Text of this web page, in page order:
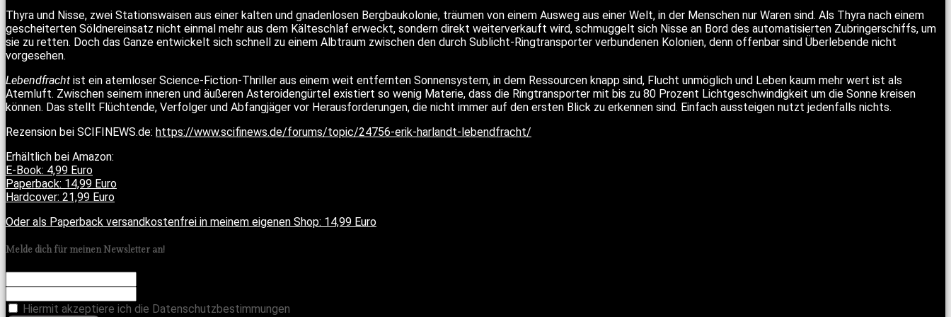
Thyra und Nisse, zwei Stationswaisen aus einer kalten und gnadenlosen Bergbaukolonie, träumen von einem Ausweg aus einer Welt, in der Menschen nur Waren sind. Als Thyra nach einem
gescheiterten Söldnereinsatz nicht einmal mehr aus dem Kälteschlaf erweckt, sondern direkt weiterverkauft wird, schmuggelt sich Nisse an Bord des automatisierten Zubringerschiffs, um
sie zu retten. Doch das Ganze entwickelt sich schnell zu einem Albtraum zwischen den durch Sublicht-Ringtransporter verbundenen Kolonien, denn offenbar sind Überlebende nicht
vorgesehen.
Lebendfracht ist ein atemloser Science-Fiction-Thriller aus einem weit entfernten Sonnensystem, in dem Ressourcen knapp sind, Flucht unmöglich und Leben kaum mehr wert ist als
Atemluft. Zwischen seinem inneren und äußeren Asteroidengürtel existiert so wenig Materie, dass die Ringtransporter mit bis zu 80 Prozent Lichtgeschwindigkeit um die Sonne kreisen
können. Das stellt Flüchtende, Verfolger und Abfangjäger vor Herausforderungen, die nicht immer auf den ersten Blick zu erkennen sind. Einfach aussteigen nutzt jedenfalls nichts.
Rezension bei SCIFINEWS.de: https://www.scifinews.de/forums/topic/24756-erik-harlandt-lebendfracht/
Erhältlich bei Amazon:
E-Book: 4,99 Euro
Paperback: 14,99 Euro
Hardcover: 21,99 Euro
Oder als Paperback versandkostenfrei in meinem eigenen Shop: 14,99 Euro
Melde dich für meinen Newsletter an!
Hiermit akzeptiere ich die Datenschutzbestimmungen